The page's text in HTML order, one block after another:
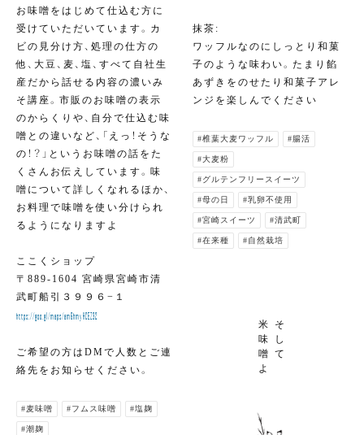
お味噌をはじめて仕込む方に
受けていただいています。カ
ビの見分け方、処理の仕方の
他、大豆、麦、塩、すべて自社生
産だから話せる内容の濃いみ
そ講座。市販のお味噌の表示
のからくりや、自分で仕込む味
噌との違いなど、「えっ！そうな
の！？」というお味噌の話をた
くさんお伝えしています。味
噌について詳しくなれるほか、
お料理で味噌を使い分けられ
るようになりますよ
ここくショップ
〒889-1604 宮崎県宮崎市清
武町船引３９９６−１
https://goo.gl/maps/am6hmyHCEZ32
ご希望の方はDMで人数とご連
絡先をお知らせください。
#麦味噌 #フムス味噌 #塩麹
#潮麹
抹茶:
ワッフルなのにしっとり和菓
子のような味わい。たまり餡
あずきをのせたり和菓子アレ
ンジを楽しんでください
#椎葉大麦ワッフル #腸活
#大麦粉
#グルテンフリースイーツ
#母の日 #乳卵不使用
#宮崎スイーツ #清武町
#在来種 #自然栽培
米
味
噌
よ
そ
し
て